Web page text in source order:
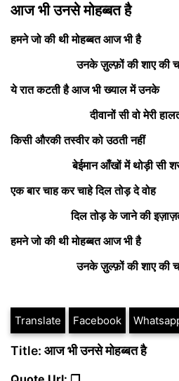
आज भी उनसे मोहब्बत है
हमने जो की थी मोहब्बत आज भी है
उनके ज़ुल्फ़ों की शाए की
ये रात कटती है आज भी ख्याल में उनके
दीवानों सी वो मेरी
किसी औरकी तस्वीर को उठती नहीं
बेईमान आँखों में थोड़ी सी
एक बार चाह कर चाहे दिल तोड़ दे वोह
दिल तोड़ के जाने की
हमने जो की थी मोहब्बत आज भी है
उनके ज़ुल्फ़ों की शाए की
Translate Facebook
Title: आज भी उनसे मोहब्बत है